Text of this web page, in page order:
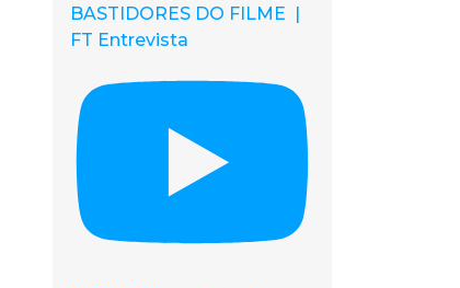
BASTIDORES DO FILME |
FT Entrevista